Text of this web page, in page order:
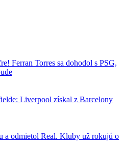
Ferran Torres sa dohodol s PSG,
Liverpool získal z Barcelony
a odmietol Real. Kluby už rokujú o